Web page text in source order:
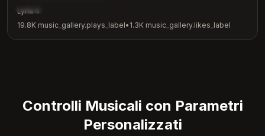
Lyria 4
19.8K music_gallery.plays_label• 1.3K music_gallery.likes_label
Controlli Musicali con Parametri
Personalizzati